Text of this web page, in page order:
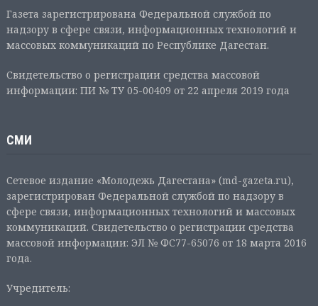
Газета зарегистрирована Федеральной службой по
надзору в сфере связи, информационных технологий и
массовых коммуникаций по Республике Дагестан.
Свидетельство о регистрации средства массовой
информации: ПИ № ТУ 05-00409 от 22 апреля 2019 года
СМИ
Сетевое издание «Молодежь Дагестана» (md-gazeta.ru),
зарегистрирован Федеральной службой по надзору в
сфере связи, информационных технологий и массовых
коммуникаций. Свидетельство о регистрации средства
массовой информации: ЭЛ № ФС77-65076 от 18 марта 2016
года.
Учредитель: